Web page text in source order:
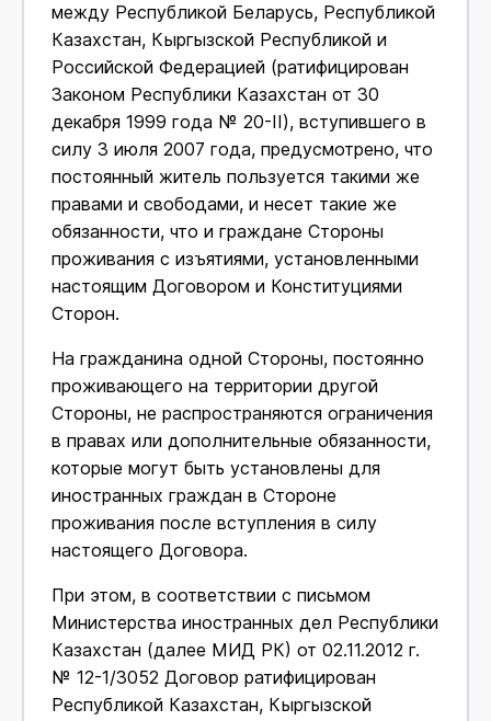
между Республикой Беларусь, Республикой
Казахстан, Кыргызской Республикой и
Российской Федерацией (ратифицирован
Законом Республики Казахстан от 30
декабря 1999 года № 20-II), вступившего в
силу 3 июля 2007 года, предусмотрено, что
постоянный житель пользуется такими же
правами и свободами, и несет такие же
обязанности, что и граждане Стороны
проживания с изъятиями, установленными
настоящим Договором и Конституциями
Сторон.
На гражданина одной Стороны, постоянно
проживающего на территории другой
Стороны, не распространяются ограничения
в правах или дополнительные обязанности,
которые могут быть установлены для
иностранных граждан в Стороне
проживания после вступления в силу
настоящего Договора.
При этом, в соответствии с письмом
Министерства иностранных дел Республики
Казахстан (далее МИД РК) от 02.11.2012 г.
№ 12-1/3052 Договор ратифицирован
Республикой Казахстан, Кыргызской